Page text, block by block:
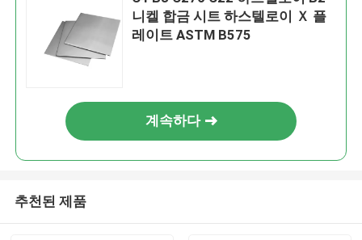
니켈 합금 시트 하스텔로이 Ｘ 플
레이트 ASTM B575
계속하다
추천된 제품